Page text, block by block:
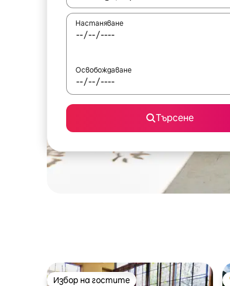
Настаняване
Освобождаване
Търсене
Избор на гостите